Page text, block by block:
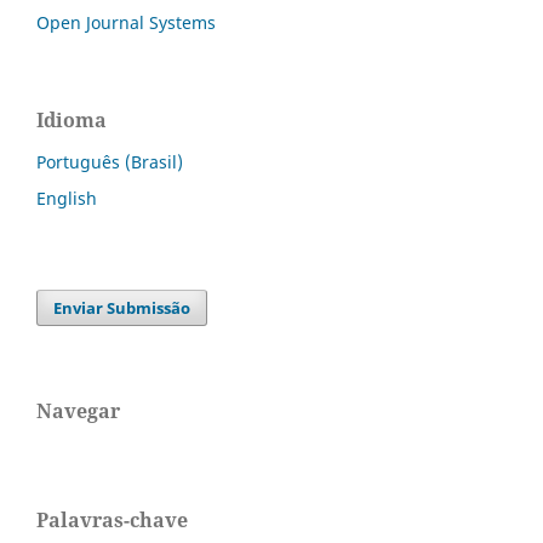
Open Journal Systems
Idioma
Português (Brasil)
English
Enviar Submissão
Navegar
Palavras-chave